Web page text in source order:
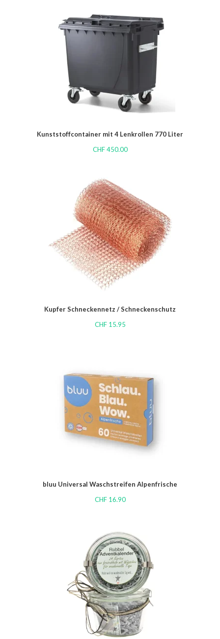
Kunststoffcontainer mit 4 Lenkrollen 770 Liter
CHF450.00
Kupfer Schneckennetz / Schneckenschutz
CHF15.95
bluu Universal Waschstreifen Alpenfrische
CHF16.90